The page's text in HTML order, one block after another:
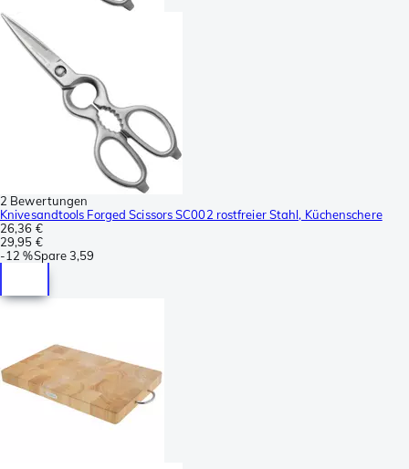
2 Bewertungen
Knivesandtools Forged Scissors SC002 rostfreier Stahl, Küchenschere
26,36 €
29,95 €
-12 %Spare3,59